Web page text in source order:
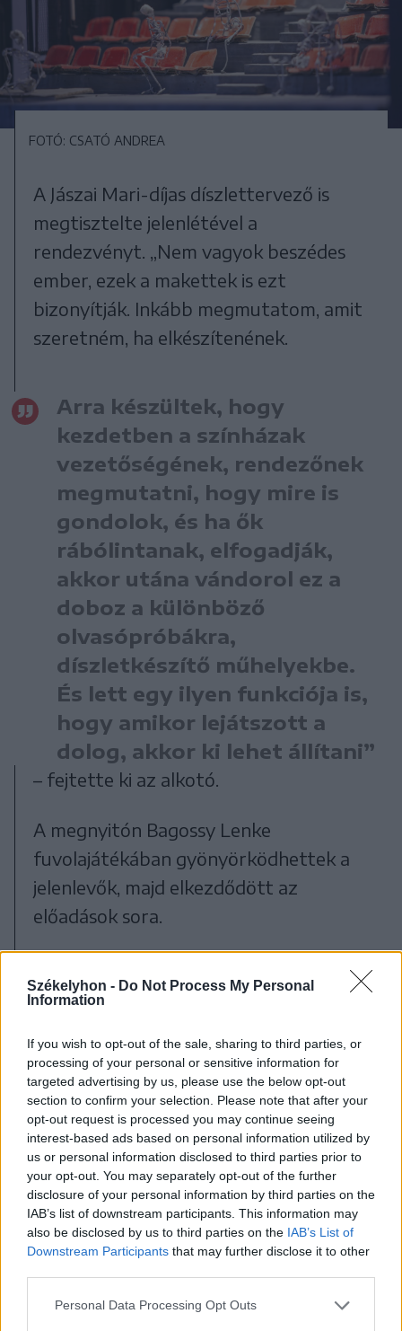
Székelyhon - Do Not Process My Personal
Information
If you wish to opt-out of the sale, sharing to third parties, or
processing of your personal or sensitive information for
targeted advertising by us, please use the below opt-out
section to confirm your selection. Please note that after your
opt-out request is processed you may continue seeing
interest-based ads based on personal information utilized by
us or personal information disclosed to third parties prior to
your opt-out. You may separately opt-out of the further
disclosure of your personal information by third parties on the
IAB’s list of downstream participants. This information may
also be disclosed by us to third parties on the IAB’s List of
Downstream Participants that may further disclose it to other
Personal Data Processing Opt Outs
FOTÓ: CSATÓ ANDREA
A Jászai Mari-díjas díszlettervező is
megtisztelte jelenlétével a
rendezvényt. „Nem vagyok beszédes
ember, ezek a makettek is ezt
bizonyítják. Inkább megmutatom, amit
szeretném, ha elkészítenének.
Arra készültek, hogy
kezdetben a színházak
vezetőségének, rendezőnek
megmutatni, hogy mire is
gondolok, és ha ők
rábólintanak, elfogadják,
akkor utána vándorol ez a
doboz a különböző
olvasópróbákra,
díszletkészítő műhelyekbe.
És lett egy ilyen funkciója is,
hogy amikor lejátszott a
dolog, akkor ki lehet állítani”
– fejtette ki az alkotó.
A megnyitón Bagossy Lenke
fuvolajátékában gyönyörködhettek a
jelenlevők, majd elkezdődött az
előadások sora.
lehet követni.
FOTÓ: CSATÓ ANDREA